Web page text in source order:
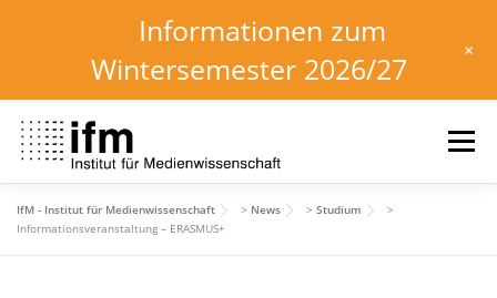
content
Menu
HOME NEWS KALENDER
IfM - Institut für Medienwissenschaft > News > Studium
>
Informationsveranstaltung – ERASMUS+
Informationen zum
Wintersemester 2026/27
+